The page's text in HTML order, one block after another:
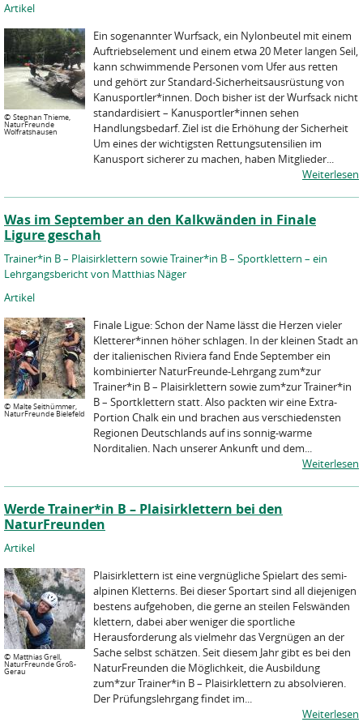
Artikel
© Stephan Thieme,
NaturFreunde
Wolfratshausen
Ein sogenannter Wurfsack, ein Nylonbeutel mit einem
Auftriebselement und einem etwa 20 Meter langen Seil,
kann schwimmende Personen vom Ufer aus retten
und gehört zur Standard-Sicherheitsausrüstung von
Kanusportler*innen. Doch bisher ist der Wurfsack nicht
standardisiert – Kanusportler*innen sehen
Handlungsbedarf. Ziel ist die Erhöhung der Sicherheit
Um eines der wichtigsten Rettungsutensilien im
Kanusport sicherer zu machen, haben Mitglieder...
Weiterlesen
Was im September an den Kalkwänden in Finale
Ligure geschah
Trainer*in B – Plaisirklettern sowie Trainer*in B – Sportklettern – ein
Lehrgangsbericht von Matthias Näger
Artikel
© Malte Seithümmer,
NaturFreunde Bielefeld
Finale Ligue: Schon der Name lässt die Herzen vieler
Kletterer*innen höher schlagen. In der kleinen Stadt an
der italienischen Riviera fand Ende September ein
kombinierter NaturFreunde-Lehrgang zum*zur
Trainer*in B – Plaisirklettern sowie zum*zur Trainer*in
B – Sportklettern statt. Also packten wir eine Extra-
Portion Chalk ein und brachen aus verschiedensten
Regionen Deutschlands auf ins sonnig-warme
Norditalien. Nach unserer Ankunft und dem...
Weiterlesen
Werde Trainer*in B – Plaisirklettern bei den
NaturFreunden
Artikel
© Matthias Grell,
NaturFreunde Groß-
Gerau
Plaisirklettern ist eine vergnügliche Spielart des semi-
alpinen Kletterns. Bei dieser Sportart sind all diejenigen
bestens aufgehoben, die gerne an steilen Felswänden
klettern, dabei aber weniger die sportliche
Herausforderung als vielmehr das Vergnügen an der
Sache selbst schätzen. Seit diesem Jahr gibt es bei den
NaturFreunden die Möglichkeit, die Ausbildung
zum*zur Trainer*in B – Plaisirklettern zu absolvieren.
Der Prüfungslehrgang findet im...
Weiterlesen